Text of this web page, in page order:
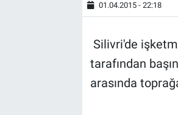
01.04.2015 - 22:18
Silivri'de
tarafından
arasında